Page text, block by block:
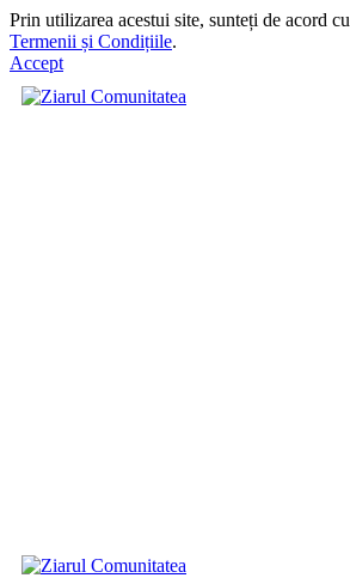
Prin utilizarea acestui site, sunteți de acord cu
Termenii și Condițiile.
Accept